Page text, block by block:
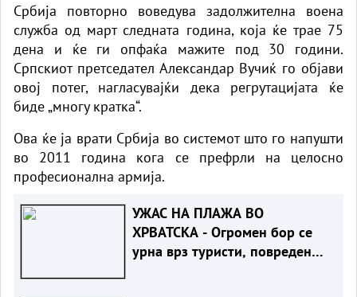
Србија повторно воведува задолжителна воена
служба од март следната година, која ќе трае 75
дена и ќе ги опфаќа мажите под 30 години.
Српскиот претседател Александар Вучиќ го објави
овој потег, нагласувајќи дека регрутацијата ќе
биде „многу кратка“.
Ова ќе ја врати Србија во системот што го напушти
во 2011 година кога се префрли на целосно
професионална армија.
УЖАС НА ПЛАЖА ВО
ХРВАТСКА - Огромен бор се
урна врз туристи, повредени